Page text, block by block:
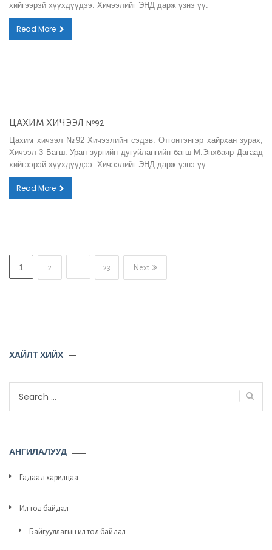
хийгээрэй хүүхдүүдээ. Хичээлийг ЭНД дарж үзнэ үү.
Read More
ЦАХИМ ХИЧЭЭЛ №92
Цахим хичээл №92 Хичээлийн сэдэв: Отгонтэнгэр хайрхан зурах,
Хичээл-3 Багш: Уран зургийн дугуйлангийн багш М.Энхбаяр Дагаад
хийгээрэй хүүхдүүдээ. Хичээлийг ЭНД дарж үзнэ үү.
Read More
1 2 23 Next
ХАЙЛТ ХИЙХ
АНГИЛАЛУУД
Гадаад харилцаа
Ил тод байдал
Байгууллагын ил тод байдал